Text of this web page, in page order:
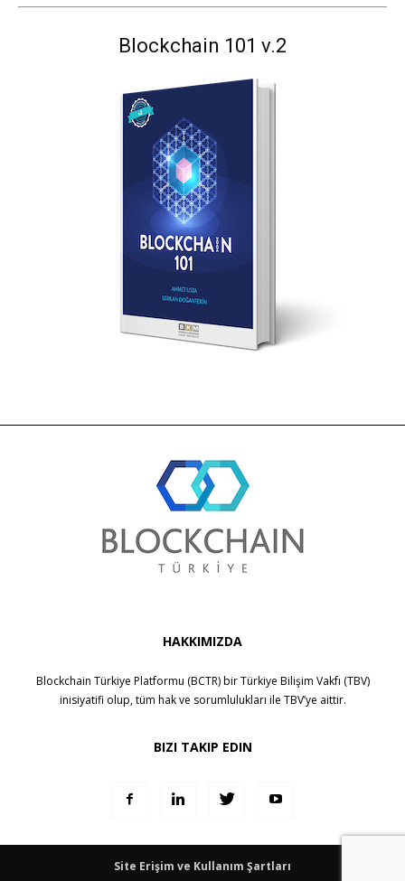
Blockchain 101 v.2
HAKKIMIZDA
Blockchain Türkiye Platformu (BCTR) birTürkiye Bilişim Vakfı (TBV)
inisiyatifi olup, tüm hak ve sorumlulukları ile TBV’ye aittir.
BIZI TAKIP EDIN
Site Erişim ve Kullanım Şartları